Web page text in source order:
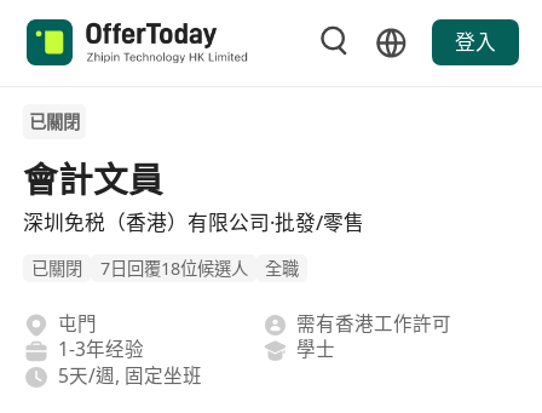
登入
已關閉
會計文員
深圳免税（香港）有限公司·批發/零售
已關閉 7日回覆18位候選人 全職
屯門
需有香港工作許可
1-3年经验
學士
5天/週, 固定坐班